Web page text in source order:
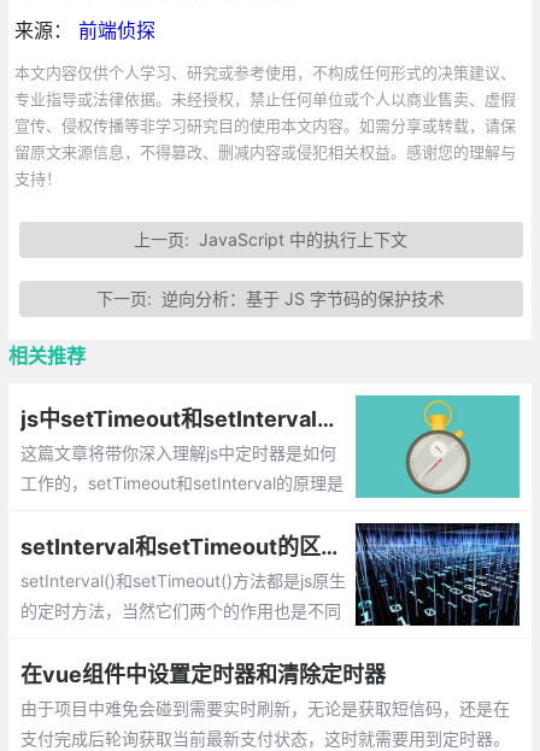
来源： 前端侦探
本文内容仅供个人学习、研究或参考使用，不构成任何形式的决策建议、
专业指导或法律依据。未经授权，禁止任何单位或个人以商业售卖、虚假
宣传、侵权传播等非学习研究目的使用本文内容。如需分享或转载，请保
留原文来源信息，不得篡改、删减内容或侵犯相关权益。感谢您的理解与
支持！
上一页:JavaScript 中的执行上下文
下一页:逆向分析：基于 JS 字节码的保护技术
相关推荐
js中setTimeout和setInterval的深入理解：它们之间的区别，原理，“异步“等
这篇文章将带你深入理解js中定时器是如何
工作的，setTimeout和setInterval的原理是
setInterval和setTimeout的区别以及setInterval越来越快问题的解决方法
setInterval()和setTimeout()方法都是js原生
的定时方法，当然它们两个的作用也是不同
发现了setInterval()非常令人抓狂的问题，
那就是用setInterval()做的定时滚动会随着
浏览器页面切换变得无法控制！为什么会说
在vue组件中设置定时器和清除定时器
由于项目中难免会碰到需要实时刷新，无论是获取短信码，还是在
支付完成后轮询获取当前最新支付状态，这时就需要用到定时器。